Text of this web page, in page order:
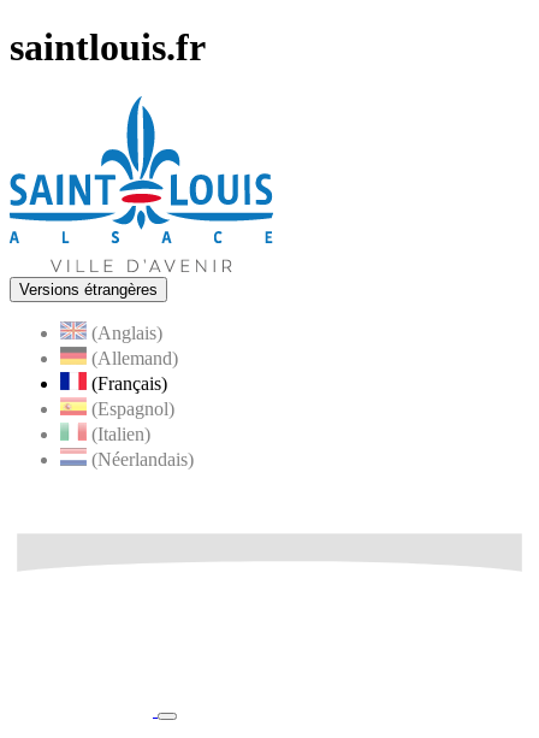
saintlouis.fr
Versions étrangères
(Anglais)
(Allemand)
(Français)
(Espagnol)
(Italien)
(Néerlandais)